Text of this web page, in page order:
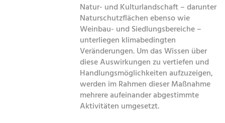
Kunst & Kultur
Handwerk, Wissenschaft und Forschung.
Soziales, Bildung &
Gleichberechtigung, Jugend und
Mobilität & Energie
Natur- und Kulturlandschaft – darunter
Naturschutzflächen ebenso wie
Weinbau- und Siedlungsbereiche –
unterliegen klimabedingten
Veränderungen. Um das Wissen über
diese Auswirkungen zu vertiefen und
Handlungsmöglichkeiten aufzuzeigen,
werden im Rahmen dieser Maßnahme
mehrere aufeinander abgestimmte
Aktivitäten umgesetzt.